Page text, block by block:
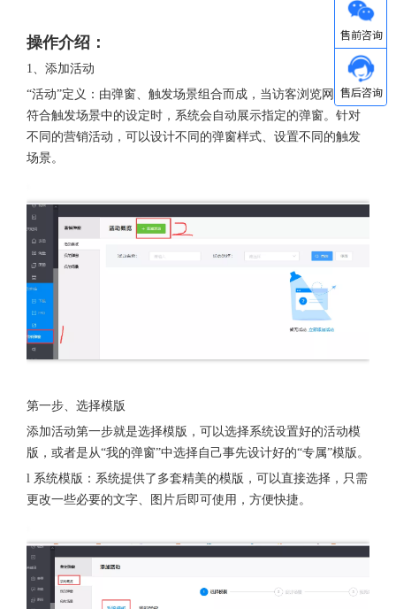
操作介绍：
1、添加活动
“活动”定义：由弹窗、触发场景组合而成，当访客浏览网页，
符合触发场景中的设定时，系统会自动展示指定的弹窗。针对
不同的营销活动，可以设计不同的弹窗样式、设置不同的触发
场景。
第一步、选择模版
添加活动第一步就是选择模版，可以选择系统设置好的活动模
版，或者是从“我的弹窗”中选择自己事先设计好的“专属”模版。
l 系统模版：系统提供了多套精美的模版，可以直接选择，只需
更改一些必要的文字、图片后即可使用，方便快捷。
微信